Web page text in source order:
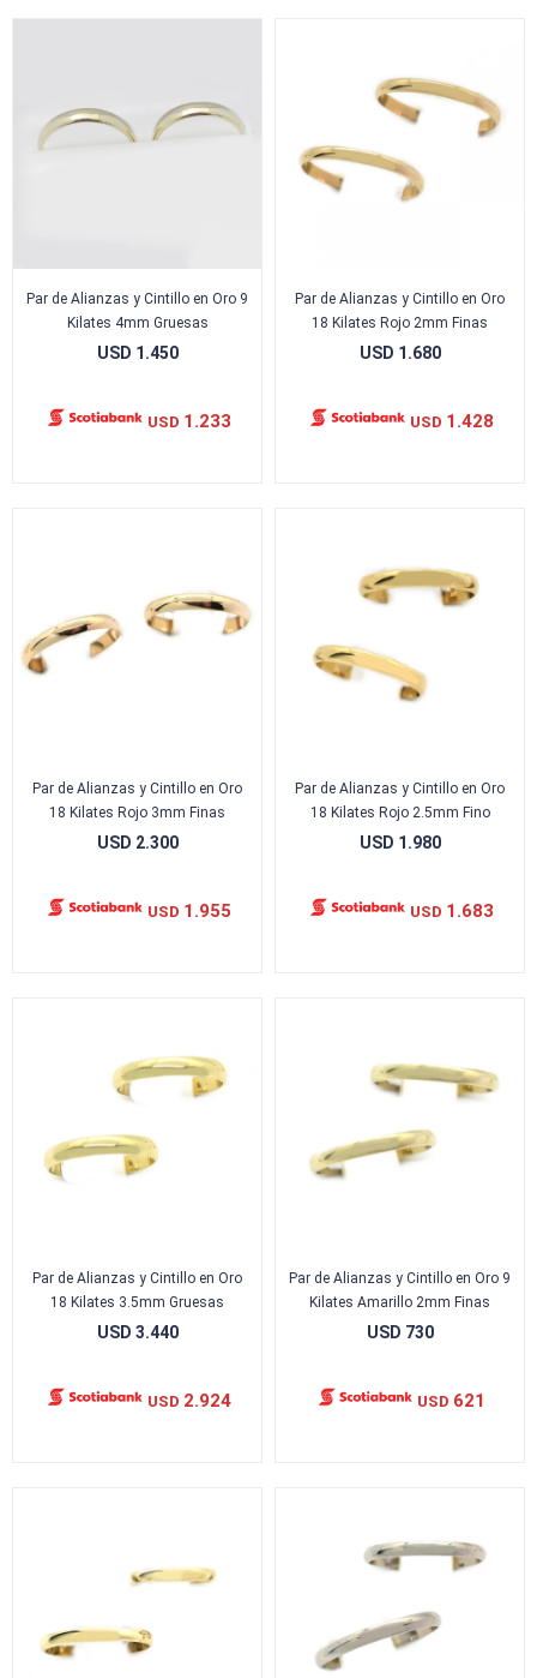
Par de Alianzas y Cintillo en Oro 9
Kilates 4mm Gruesas
USD 1.450
USD 1.233
Par de Alianzas y Cintillo en Oro
18 Kilates Rojo 2mm Finas
USD 1.680
USD 1.428
Par de Alianzas y Cintillo en Oro
18 Kilates Rojo 3mm Finas
USD 2.300
USD 1.955
Par de Alianzas y Cintillo en Oro
18 Kilates Rojo 2.5mm Fino
USD 1.980
USD 1.683
Par de Alianzas y Cintillo en Oro
18 Kilates 3.5mm Gruesas
USD 3.440
USD 2.924
Par de Alianzas y Cintillo en Oro 9
Kilates Amarillo 2mm Finas
USD 730
USD 621